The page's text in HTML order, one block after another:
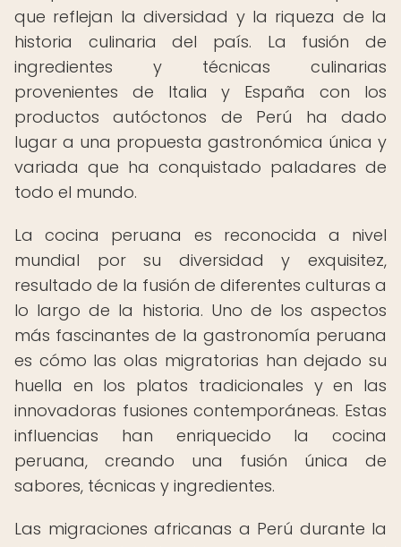
que reflejan la diversidad y la riqueza de la
historia culinaria del país. La fusión de
ingredientes y técnicas culinarias
provenientes de Italia y España con los
productos autóctonos de Perú ha dado
lugar a una propuesta gastronómica única y
variada que ha conquistado paladares de
todo el mundo.
La cocina peruana es reconocida a nivel
mundial por su diversidad y exquisitez,
resultado de la fusión de diferentes culturas a
lo largo de la historia. Uno de los aspectos
más fascinantes de la gastronomía peruana
es cómo las olas migratorias han dejado su
huella en los platos tradicionales y en las
innovadoras fusiones contemporáneas. Estas
influencias han enriquecido la cocina
peruana, creando una fusión única de
sabores, técnicas y ingredientes.
Las migraciones africanas a Perú durante la